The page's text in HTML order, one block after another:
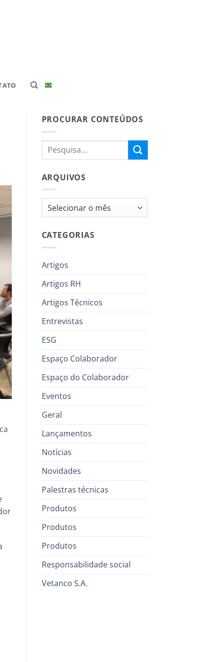
PROCURAR CONTEÚDOS
ARQUIVOS
Arquivos
CATEGORIAS
Artigos
Artigos RH
Artigos Técnicos
Entrevistas
ESG
Espaço Colaborador
Espaço do Colaborador
Eventos
Geral
Lançamentos
Notícias
Novidades
Palestras técnicas
Produtos
Produtos
Produtos
Responsabilidade social
Vetanco S.A.